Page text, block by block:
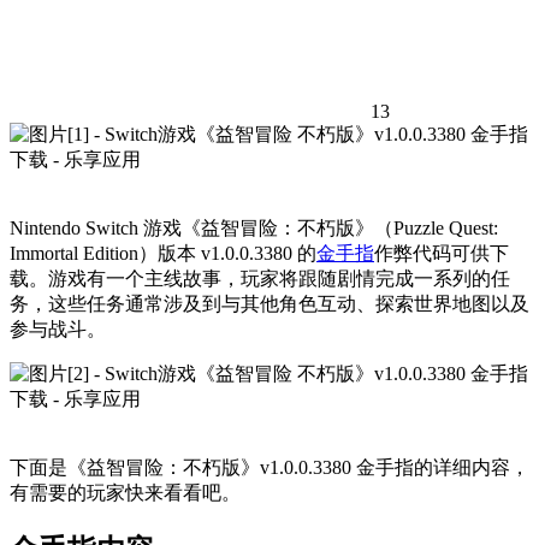
13
Nintendo Switch 游戏《益智冒险：不朽版》（Puzzle Quest:
Immortal Edition）版本 v1.0.0.3380 的金手指作弊代码可供下
载。游戏有一个主线故事，玩家将跟随剧情完成一系列的任
务，这些任务通常涉及到与其他角色互动、探索世界地图以及
参与战斗。
下面是《益智冒险：不朽版》v1.0.0.3380 金手指的详细内容，
有需要的玩家快来看看吧。